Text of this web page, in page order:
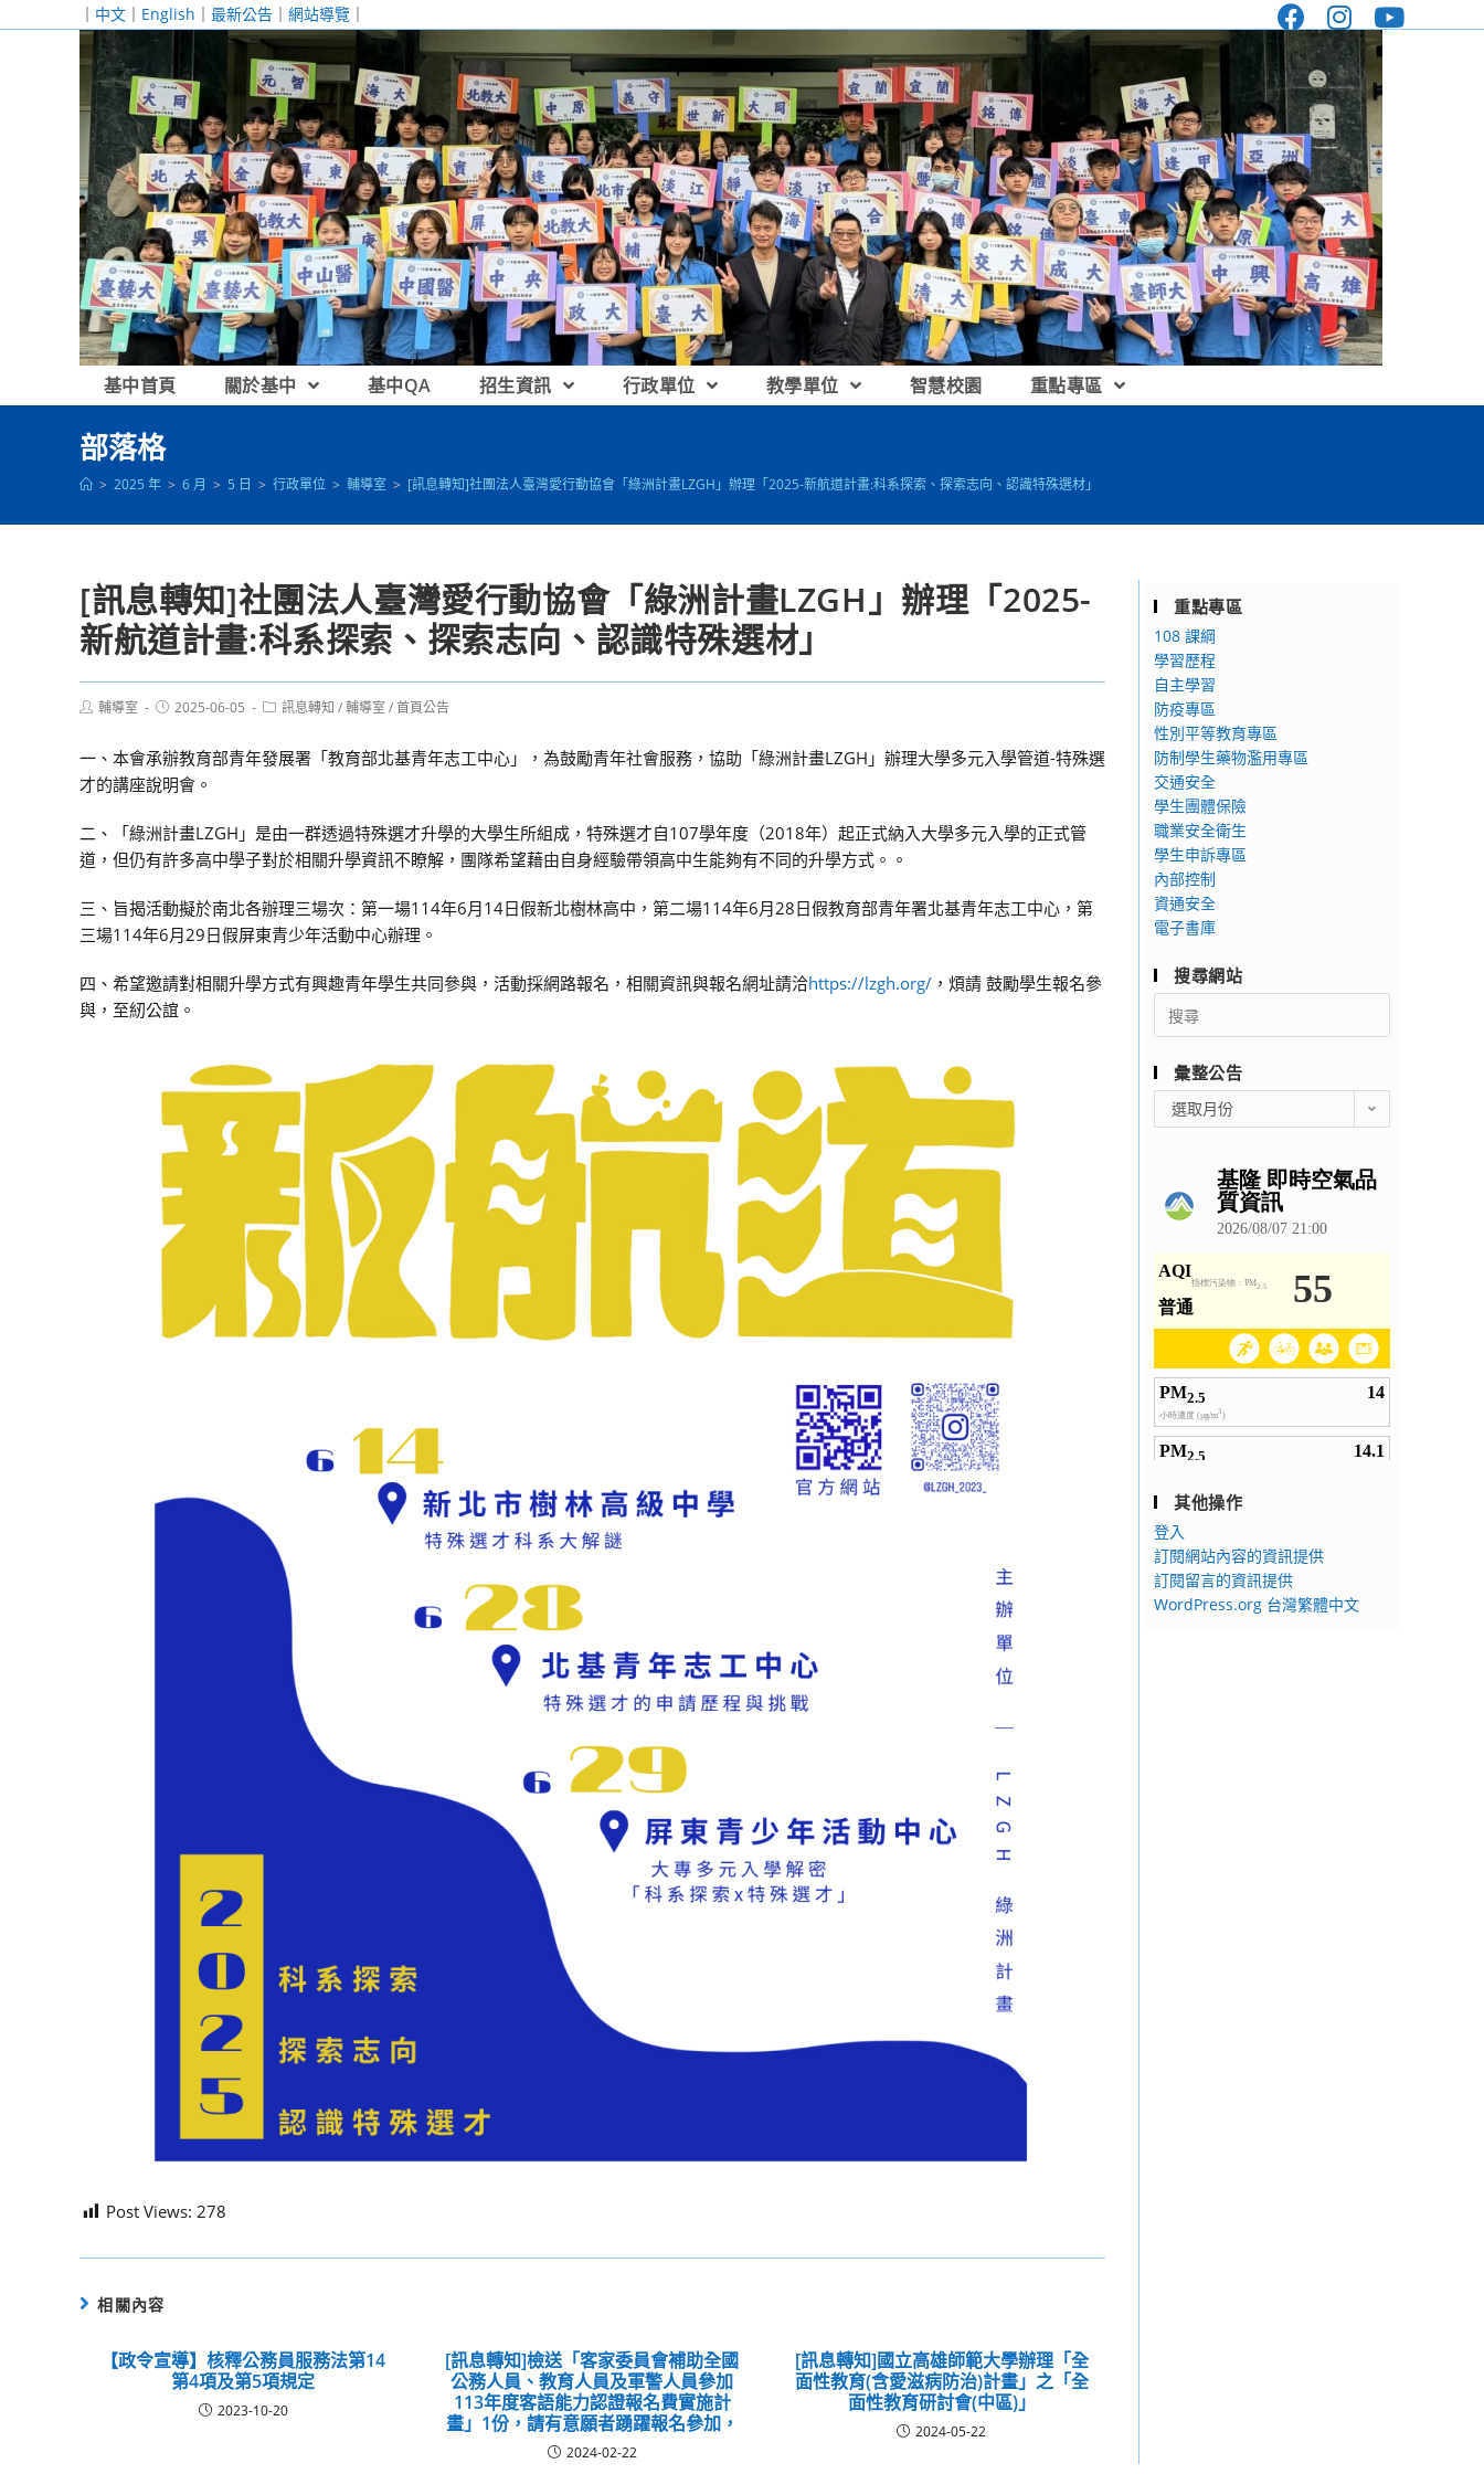
｜ 中文 ｜ English ｜ 最新公告 ｜ 網站導覽 ｜
基中首頁 關於基中 基中QA 招生資訊 行政單位 教學單位 智慧校園 重點專區
部落格
> 2025 年 > 6 月 > 5 日 > 行政單位 > 輔導室 > [訊息轉知]社團法人臺灣愛行動協會「綠洲計畫LZGH」辦理「2025-新航道計畫:科系探索、探索志向、認識特殊選材」
[訊息轉知]社團法人臺灣愛行動協會「綠洲計畫LZGH」辦理「2025-
新航道計畫:科系探索、探索志向、認識特殊選材」
Post輔導室
Post2025-06-05
Post訊息轉知 /輔導室 /首頁公告
一、本會承辦教育部青年發展署「教育部北基青年志工中心」，為鼓勵青年社會服務，協助「綠洲計畫LZGH」辦理大學多元入學管道-特殊選
才的講座說明會。
二、「綠洲計畫LZGH」是由一群透過特殊選才升學的大學生所組成，特殊選才自107學年度（2018年）起正式納入大學多元入學的正式管
道，但仍有許多高中學子對於相關升學資訊不瞭解，團隊希望藉由自身經驗帶領高中生能夠有不同的升學方式。。
三、旨揭活動擬於南北各辦理三場次：第一場114年6月14日假新北樹林高中，第二場114年6月28日假教育部青年署北基青年志工中心，第
三場114年6月29日假屏東青少年活動中心辦理。
四、希望邀請對相關升學方式有興趣青年學生共同參與，活動採網路報名，相關資訊與報名網址請洽https://lzgh.org/ ，煩請 鼓勵學生報名參
與，至紉公誼。
Post Views: 278
相關內容
【政令宣導】核釋公務員服務法第14
第4項及第5項規定
2023-10-20
[訊息轉知]檢送「客家委員會補助全國
公務人員、教育人員及軍警人員參加
113年度客語能力認證報名費實施計
畫」1份，請有意願者踴躍報名參加，
2024-02-22
[訊息轉知]國立高雄師範大學辦理「全
面性教育(含愛滋病防治)計畫」之「全
面性教育研討會(中區)」
2024-05-22
重點專區
108 課綱
學習歷程
自主學習
防疫專區
性別平等教育專區
防制學生藥物濫用專區
交通安全
學生團體保險
職業安全衛生
學生申訴專區
內部控制
資通安全
電子書庫
搜尋網站
Search
for:
彙整公告
整
選取月份
其他操作
登入
訂閱網站內容的資訊提供
訂閱留言的資訊提供
WordPress.org 台灣繁體中文